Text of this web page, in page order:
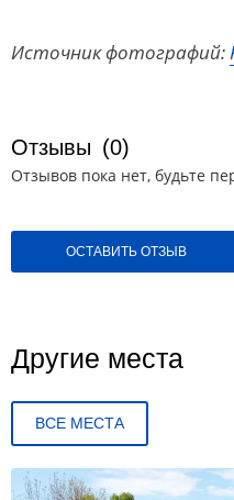
Источник фотографий:
Отзывы (0)
Отзывов пока нет, будьте
ОСТАВИТЬ ОТЗЫВ
Другие места
ВСЕ МЕСТА